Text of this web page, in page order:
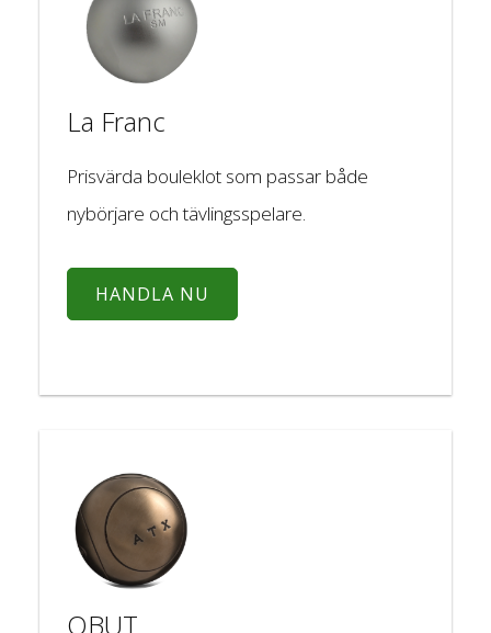
La Franc
Prisvärda bouleklot som passar både
nybörjare och tävlingsspelare.
HANDLA NU
OBUT